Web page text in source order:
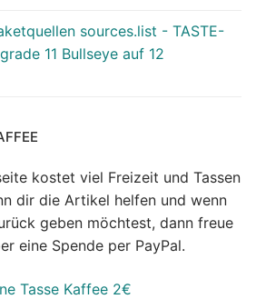
sources.list - TASTE-
11 Bullseye auf 12
kostet viel Freizeit und Tassen
dir die Artikel helfen und wenn
geben möchtest, dann freue
eine Spende per PayPal.
Tasse Kaffee 2€